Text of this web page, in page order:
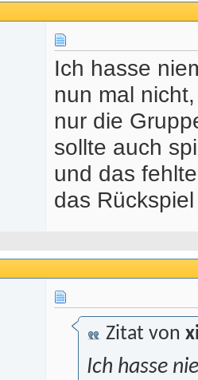
Ich hasse
nun mal
nur die
sollte auch
und das
das
Zitat von
Ich hasse